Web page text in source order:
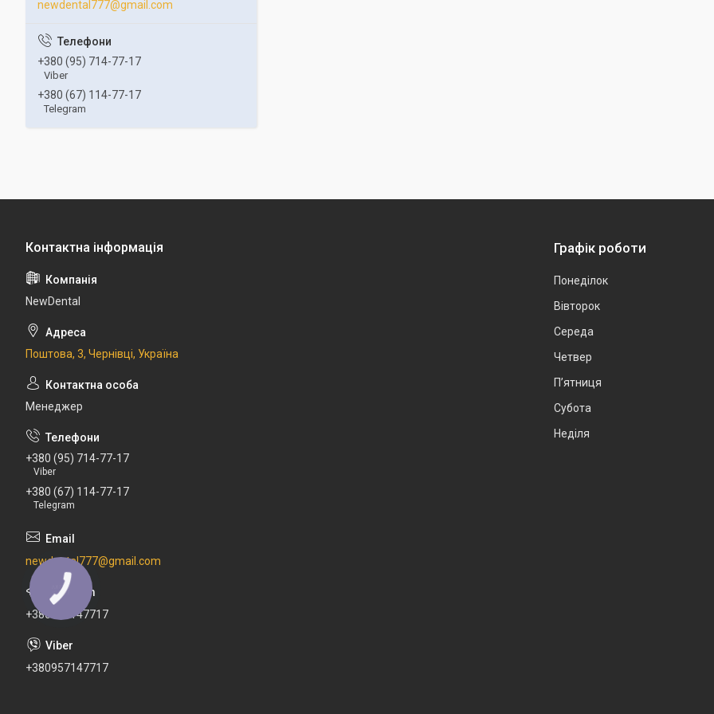
newdental777@gmail.com
+380 (95) 714-77-17
Viber
+380 (67) 114-77-17
Telegram
NewDental
Поштова, 3, Чернівці, Україна
Менеджер
+380 (95) 714-77-17
Viber
+380 (67) 114-77-17
Telegram
newdental777@gmail.com
+380671147717
+380957147717
Графік роботи
Понеділок
Вівторок
Середа
Четвер
Пʼятниця
Субота
Неділя
КНОПКА
ЗВ'ЯЗКУ